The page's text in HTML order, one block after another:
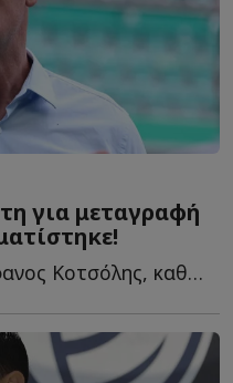
για μεταγραφή
Απίστευτα άτυχος ο Στέφανος Κοτσόλης, καθώς το τελευταίο τ...